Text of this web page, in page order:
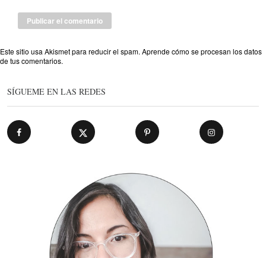
Este sitio usa Akismet para reducir el spam. Aprende cómo se procesan los datos
de tus comentarios.
SÍGUEME EN LAS REDES